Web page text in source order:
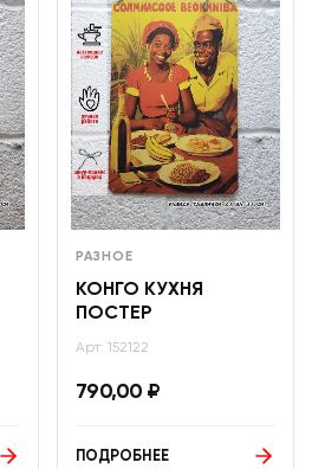
РАЗНОЕ
КОНГО КУХНЯ
ПОСТЕР
Арт: 152122
790,00 ₽
ПОДРОБНЕЕ